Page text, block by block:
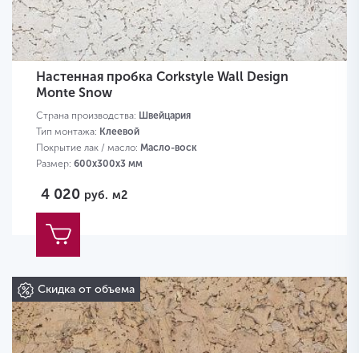
Настенная пробка Corkstyle Wall Design
Monte Snow
Страна производства: Швейцария
Тип монтажа: Клеевой
Покрытие лак / масло: Масло-воск
Размер: 600х300х3 мм
4 020 руб. м2
Скидка от объема